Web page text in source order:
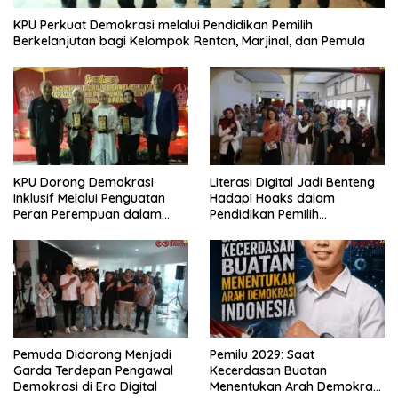
KPU Perkuat Demokrasi melalui Pendidikan Pemilih
Berkelanjutan bagi Kelompok Rentan, Marjinal, dan Pemula
KPU Dorong Demokrasi
Inklusif Melalui Penguatan
Peran Perempuan dalam
Literasi Digital Jadi Benteng
Hadapi Hoaks dalam
Pendidikan Pemilih
Pemuda Didorong Menjadi
Garda Terdepan Pengawal
Demokrasi di Era Digital
Pemilu 2029: Saat
Kecerdasan Buatan
Menentukan Arah Demokrasi